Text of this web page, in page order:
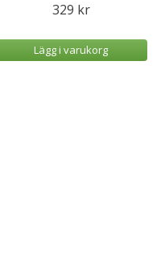
329 kr
Lägg i varukorg